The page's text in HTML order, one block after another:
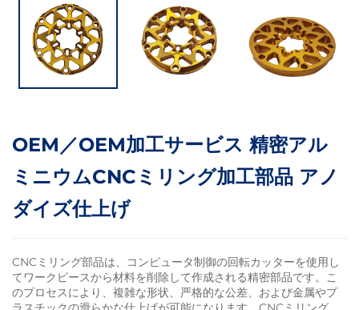
OEM／OEM加工サービス 精密アル
ミニウムCNCミリング加工部品 アノ
ダイズ仕上げ
CNCミリング部品は、コンピュータ制御の回転カッターを使用し
てワークピースから材料を削除して作成される精密部品です。こ
のプロセスにより、複雑な形状、严格的な公差、および金属やプ